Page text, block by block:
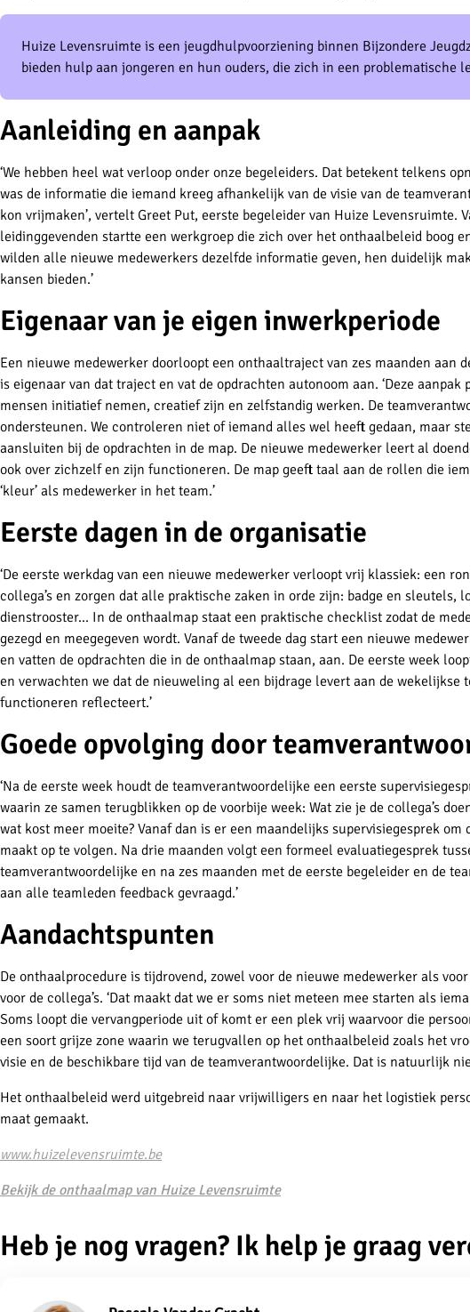
Huize Levensruimte is een jeugdhulpvoorziening binnen Bijzondere
bieden hulp aan jongeren en hun ouders, die zich in een problematische
Aanleiding en aanpak
‘We hebben heel wat verloop onder onze begeleiders. Dat betekent telkens
was de informatie die iemand kreeg afhankelijk van de visie van de
kon vrijmaken’, vertelt Greet Put, eerste begeleider van Huize Levensruimte.
leidinggevenden startte een werkgroep die zich over het onthaalbeleid boog
wilden alle nieuwe medewerkers dezelfde informatie geven, hen duidelijk
kansen bieden.’
Eigenaar van je eigen inwerkperiode
Een nieuwe medewerker doorloopt een onthaaltraject van zes maanden aan
is eigenaar van dat traject en vat de opdrachten autonoom aan. ‘Deze
mensen initiatief nemen, creatief zijn en zelfstandig werken. De
ondersteunen. We controleren niet of iemand alles wel heeft gedaan, maar
aansluiten bij de opdrachten in de map. De nieuwe medewerker leert al
ook over zichzelf en zijn functioneren. De map geeft taal aan de rollen die
‘kleur’ als medewerker in het team.’
Eerste dagen in de organisatie
‘De eerste werkdag van een nieuwe medewerker verloopt vrij klassiek: een
collega’s en zorgen dat alle praktische zaken in orde zijn: badge en sleutels,
dienstrooster... In de onthaalmap staat een praktische checklist zodat de
gezegd en meegegeven wordt. Vanaf de tweede dag start een nieuwe
en vatten de opdrachten die in de onthaalmap staan, aan. De eerste week
en verwachten we dat de nieuweling al een bijdrage levert aan de wekelijkse
functioneren reflecteert.’
Goede opvolging door
‘Na de eerste week houdt de teamverantwoordelijke een eerste
waarin ze samen terugblikken op de voorbije week: Wat zie je de collega’s
wat kost meer moeite? Vanaf dan is er een maandelijks supervisiegesprek
maakt op te volgen. Na drie maanden volgt een formeel evaluatiegesprek
teamverantwoordelijke en na zes maanden met de eerste begeleider en de
aan alle teamleden feedback gevraagd.’
Aandachtspunten
De onthaalprocedure is tijdrovend, zowel voor de nieuwe medewerker als
voor de collega’s. ‘Dat maakt dat we er soms niet meteen mee starten als
Soms loopt die vervangperiode uit of komt er een plek vrij waarvoor die
een soort grijze zone waarin we terugvallen op het onthaalbeleid zoals het
visie en de beschikbare tijd van de teamverantwoordelijke. Dat is natuurlijk
Het onthaalbeleid werd uitgebreid naar vrijwilligers en naar het logistiek
maat gemaakt.
www.huizelevensruimte.be
Bekijk de onthaalmap van Huize Levensruimte
Heb je nog vragen? Ik help je graag